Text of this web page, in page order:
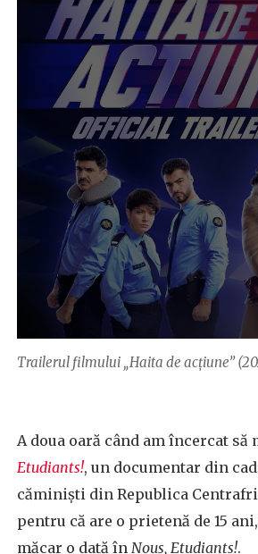
Trailerul filmului „Haita de acțiune”
A doua oară când am încercat să
Etudiants!, un documentar din
căminiști din Republica
pentru că are o prietenă de 15
măcar o dată în Nous, Etudiants!.